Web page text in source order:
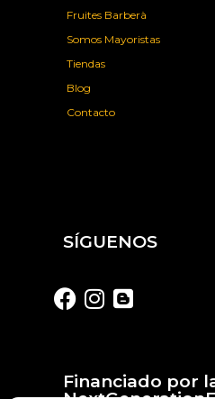
Fruites Barberà
Somos Mayoristas
Tiendas
Blog
Contacto
SÍGUENOS
Financiado por